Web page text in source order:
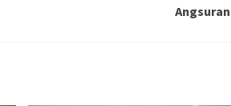
Angsuran